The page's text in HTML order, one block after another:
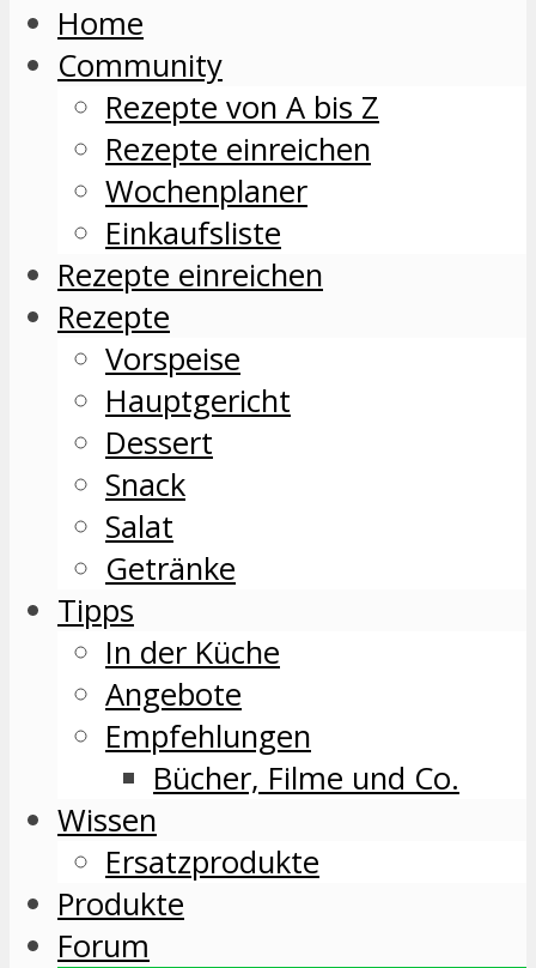
Home
Community
Rezepte von A bis Z
Rezepte einreichen
Wochenplaner
Einkaufsliste
Rezepte einreichen
Rezepte
Vorspeise
Hauptgericht
Dessert
Snack
Salat
Getränke
Tipps
In der Küche
Angebote
Empfehlungen
Bücher, Filme und Co.
Wissen
Ersatzprodukte
Produkte
Forum